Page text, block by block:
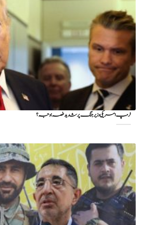
ٹرمپ امریکی وزیر جنگ پر شدید غصہ؛ وجہ ؟